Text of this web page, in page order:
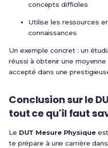
concepts difficiles
Utilise les ressources
connaissances
Un exemple concret : un
réussi à obtenir une
accepté dans une
Conclusion sur le
tout ce qu'il faut
Le DUT Mesure Physiqueest
te prépare à une carrière